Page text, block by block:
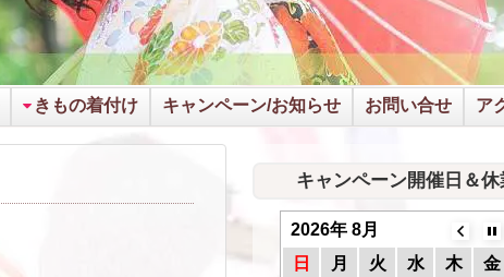
きもの着付け キャンペーン/お知らせ お問い合せ ア
キャンペーン開催日＆休
2026年 8月
日
月 火 水 木 金